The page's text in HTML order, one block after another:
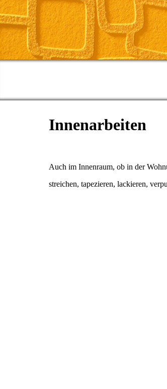
Innenarbeiten
Auch im Innenraum, ob in der
streichen, tapezieren, lackieren,